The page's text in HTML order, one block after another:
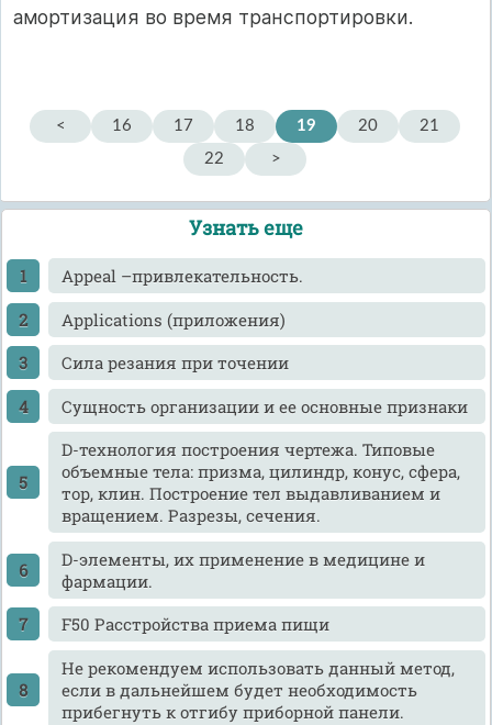
амортизация во время транспортировки.
< 16 17 18 19 20
21
22
>
Узнать еще
Appeal –привлекательность.
Applications (приложения)
Cила резания при точении
Cущность организации и ее основные признаки
D-технология построения чертежа. Типовые
объемные тела: призма, цилиндр, конус, сфера,
тор, клин. Построение тел выдавливанием и
вращением. Разрезы, сечения.
D-элементы, их применение в медицине и
фармации.
F50 Расстройства приема пищи
He рекомендуем использовать данный метод,
если в дальнейшем будет необходимость
прибегнуть к отгибу приборной панели.